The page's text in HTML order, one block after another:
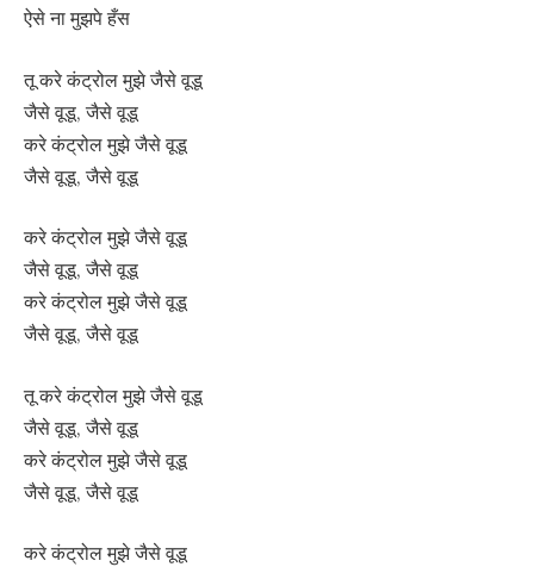
ऐसे ना मुझपे हँस
तू करे कंट्रोल मुझे जैसे वूडू
जैसे वूडू, जैसे वूडू
करे कंट्रोल मुझे जैसे वूडू
जैसे वूडू, जैसे वूडू
करे कंट्रोल मुझे जैसे वूडू
जैसे वूडू, जैसे वूडू
करे कंट्रोल मुझे जैसे वूडू
जैसे वूडू, जैसे वूडू
तू करे कंट्रोल मुझे जैसे वूडू
जैसे वूडू, जैसे वूडू
करे कंट्रोल मुझे जैसे वूडू
जैसे वूडू, जैसे वूडू
करे कंट्रोल मुझे जैसे वूडू